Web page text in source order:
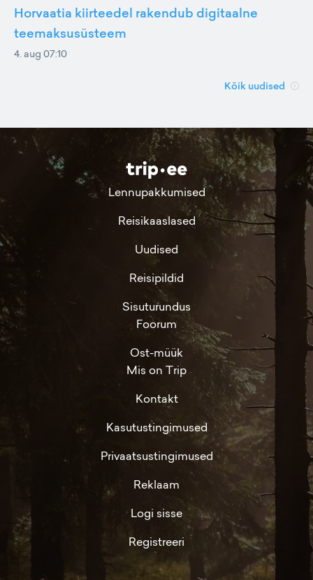
Horvaatia kiirteedel rakendub digitaalne
teemaksusüsteem
4. aug 07:10
Kõik uudised
Lennupakkumised
Reisikaaslased
Uudised
Reisipildid
Sisuturundus
Foorum
Ost-müük
Mis on Trip
Kontakt
Kasutustingimused
Privaatsustingimused
Reklaam
Logi sisse
Registreeri